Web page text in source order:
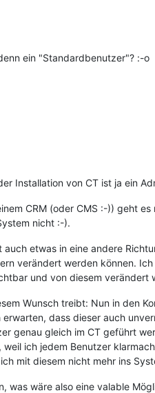
ein "Standardbenutzer"? :-o
Installation von CT ist ja ein
CRM (oder CMS :-)) geht
nicht :-).
auch etwas in eine andere
verändert werden können.
und von diesem verändert
Wunsch treibt: Nun in den
erwarten, dass dieser auch
genau gleich im CT geführt
ich jedem Benutzer
mit diesem nicht mehr ins
was wäre also eine valable